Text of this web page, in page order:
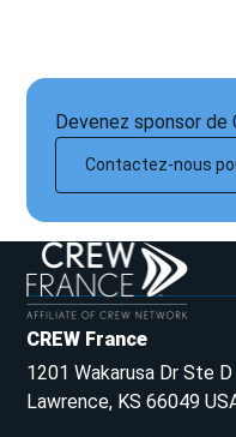
Devenez sponsor de
Contactez-nous
CREW France
1201 Wakarusa Dr Ste D
Lawrence, KS 66049